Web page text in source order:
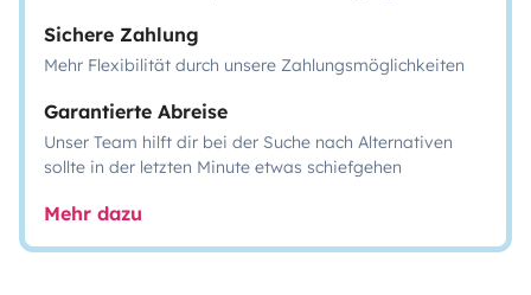
Sichere Zahlung
Mehr Flexibilität durch unsere Zahlungsmöglichkeiten
Garantierte Abreise
Unser Team hilft dir bei der Suche nach Alternativen
sollte in der letzten Minute etwas schiefgehen
Mehr dazu